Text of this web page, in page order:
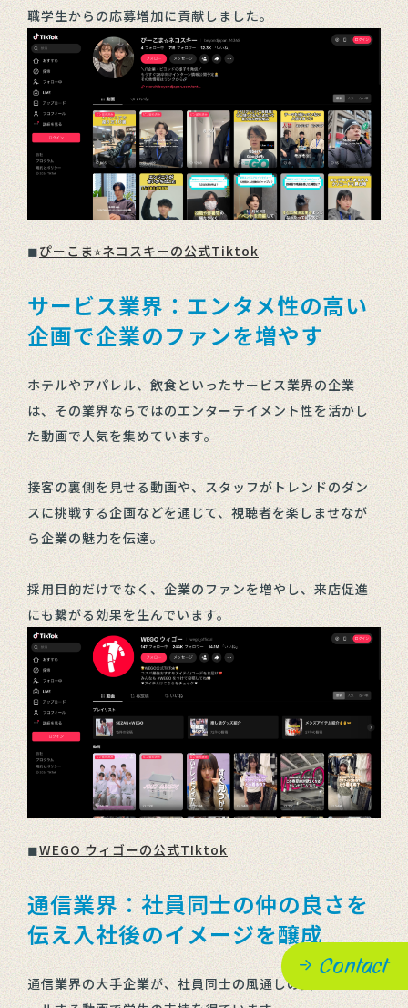
Contact
職学生からの応募増加に貢献しました。
◼︎ぴーこま⭐︎ネコスキーの公式Tiktok
サービス業界：エンタメ性の高い
企画で企業のファンを増やす
ホテルやアパレル、飲食といったサービス業界の企業
は、その業界ならではのエンターテイメント性を活かし
た動画で人気を集めています。
接客の裏側を見せる動画や、スタッフがトレンドのダン
スに挑戦する企画などを通じて、視聴者を楽しませなが
ら企業の魅力を伝達。
採用目的だけでなく、企業のファンを増やし、来店促進
にも繋がる効果を生んでいます。
◼︎WEGO ウィゴーの公式TIktok
通信業界：社員同士の仲の良さを
伝え入社後のイメージを醸成
通信業界の大手企業が、社員同士の風通しの良さをアピ